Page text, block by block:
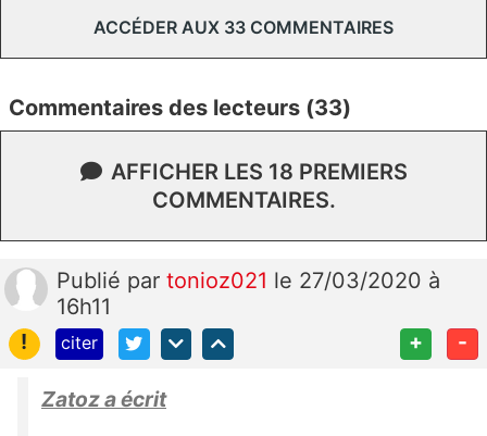
ACCÉDER AUX 33 COMMENTAIRES
Commentaires des lecteurs (33)
AFFICHER LES 18 PREMIERS
COMMENTAIRES.
Publié par tonioz021 le 27/03/2020 à
16h11
!
citer + -
Zatoz a écrit